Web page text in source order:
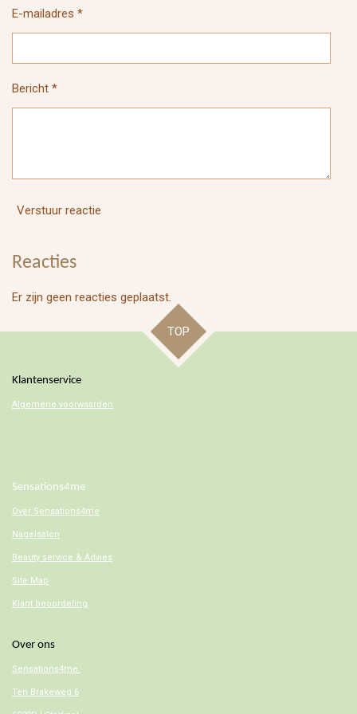
E-mailadres *
Bericht *
Verstuur reactie
Reacties
Er zijn geen reacties geplaatst.
TOP
Klantenservice
Algemene voorwaarden
Sensations4me
Over Sensations4me
Nagelsalon
Beauty service & Advies
Site Map
Klant beoordeling
Over ons
Sensations4me
Ten Brakeweg 6